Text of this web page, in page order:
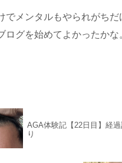
でメンタルもやられがちだ
ログを始めてよかったかな
AGA体験記【22日目】経
り